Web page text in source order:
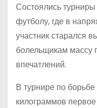
Состоялись
футболу, где в
участник старался
болельщикам массу
впечатлений.
В турнире по
килограммов